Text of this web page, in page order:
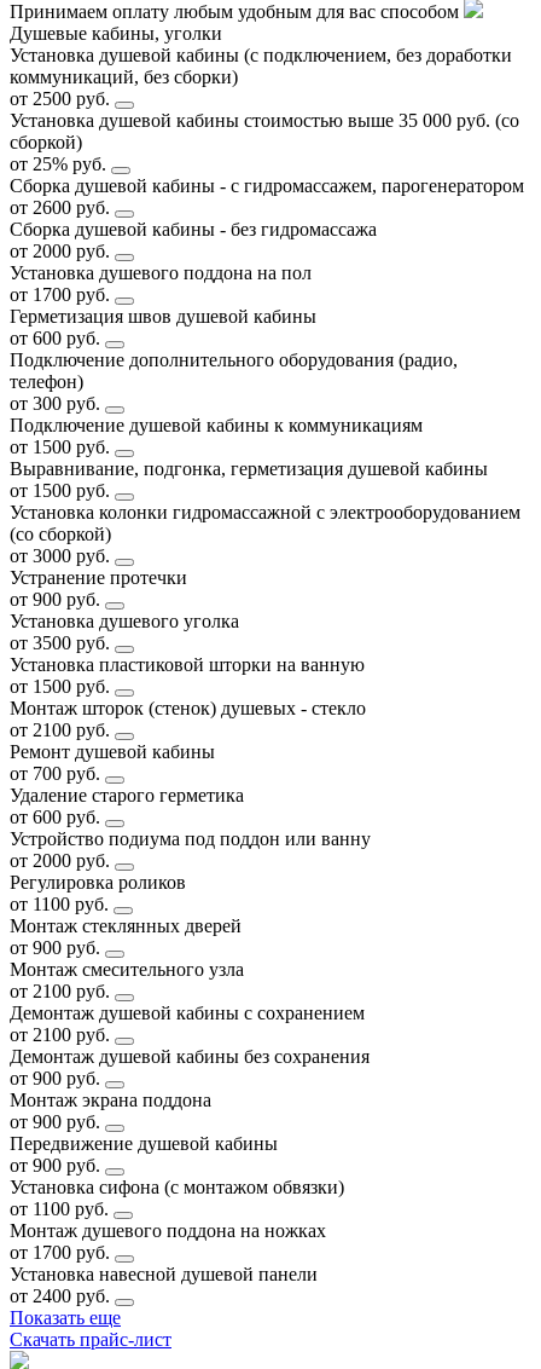
Принимаем оплату любым удобным для вас способом
Душевые кабины, уголки
Установка душевой кабины (с подключением, без доработки
коммуникаций, без сборки)
от 2500 руб.
Установка душевой кабины стоимостью выше 35 000 руб. (со
сборкой)
от 25% руб.
Сборка душевой кабины - с гидромассажем, парогенератором
от 2600 руб.
Сборка душевой кабины - без гидромассажа
от 2000 руб.
Установка душевого поддона на пол
от 1700 руб.
Герметизация швов душевой кабины
от 600 руб.
Подключение дополнительного оборудования (радио,
телефон)
от 300 руб.
Подключение душевой кабины к коммуникациям
от 1500 руб.
Выравнивание, подгонка, герметизация душевой кабины
от 1500 руб.
Установка колонки гидромассажной с электрооборудованием
(со сборкой)
от 3000 руб.
Устранение протечки
от 900 руб.
Установка душевого уголка
от 3500 руб.
Установка пластиковой шторки на ванную
от 1500 руб.
Монтаж шторок (стенок) душевых - стекло
от 2100 руб.
Ремонт душевой кабины
от 700 руб.
Удаление старого герметика
от 600 руб.
Устройство подиума под поддон или ванну
от 2000 руб.
Регулировка роликов
от 1100 руб.
Монтаж стеклянных дверей
от 900 руб.
Монтаж смесительного узла
от 2100 руб.
Демонтаж душевой кабины с сохранением
от 2100 руб.
Демонтаж душевой кабины без сохранения
от 900 руб.
Монтаж экрана поддона
от 900 руб.
Передвижение душевой кабины
от 900 руб.
Установка сифона (с монтажом обвязки)
от 1100 руб.
Монтаж душевого поддона на ножках
от 1700 руб.
Установка навесной душевой панели
от 2400 руб.
Показать еще
Скачать прайс-лист